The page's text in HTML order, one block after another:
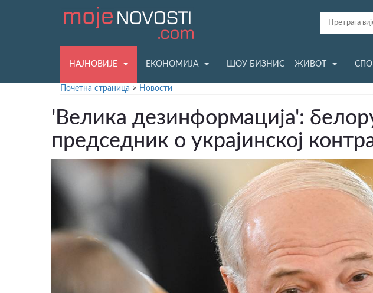
НАЈНОВИЈЕ ЕКОНОМИЈА ШОУ БИЗНИС ЖИВОТ
Почетна страница > Новости
'Велика дезинформација':
председник о украјинској